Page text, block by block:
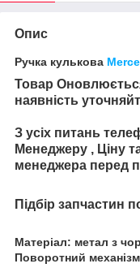
Опис
Ручка кулькова
Товар
наявність
З усіх питань
Менеджеру , Ціну
менеджера перед
Підбір запчастин
Матеріал: метал з
Поворотний